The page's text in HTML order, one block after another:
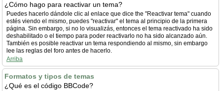
¿Cómo hago para reactivar un tema?
Puedes hacerlo dándole clic al enlace que dice the "Reactivar tema" cuando
estés viendo el mismo, puedes "reactivar" el tema al principio de la primera
página. Sin embargo, si no lo visualizás, entonces el tema reactivado ha sido
deshabilitado o el tiempo para poder reactivarlo no ha sido alcanzado aún.
También es posible reactivar un tema respondiendo al mismo, sin embargo
lee las reglas del foro antes de hacerlo.
Arriba
Formatos y tipos de temas
¿Qué es el código BBCode?